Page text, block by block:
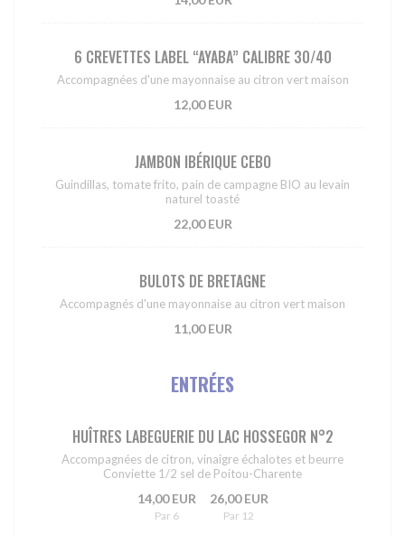
6 CREVETTES LABEL “AYABA” CALIBRE 30/40
Accompagnées d'une mayonnaise au citron vert maison
12,00 EUR
JAMBON IBÉRIQUE CEBO
Guindillas, tomate frito, pain de campagne BIO au levain
naturel toasté
22,00 EUR
BULOTS DE BRETAGNE
Accompagnés d'une mayonnaise au citron vert maison
11,00 EUR
ENTRÉES
HUÎTRES LABEGUERIE DU LAC HOSSEGOR N°2
Accompagnées de citron, vinaigre échalotes et beurre
Conviette 1/2 sel de Poitou-Charente
14,00 EUR
Par 6
26,00 EUR
Par 12